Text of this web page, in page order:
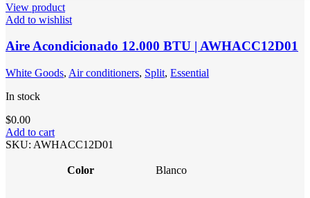
View product
Add to wishlist
Aire Acondicionado 12.000 BTU | AWHACC12D01
White Goods, Air conditioners, Split, Essential
In stock
$0.00
Add to cart
SKU: AWHACC12D01
Color Blanco